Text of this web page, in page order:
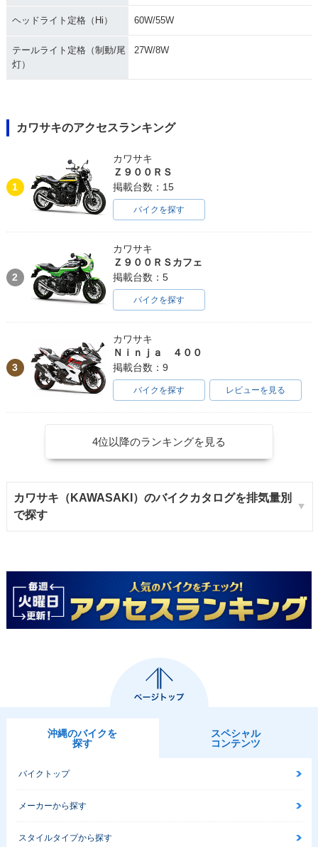
ヘッドライト定格（Hi） 60W/55W
テールライト定格（制動/尾
灯）
27W/8W
カワサキのアクセスランキング
1
カワサキ
Ｚ９００ＲＳ
掲載台数：15
バイクを探す
2
カワサキ
Ｚ９００ＲＳカフェ
掲載台数：5
バイクを探す
3
カワサキ
Ｎｉｎｊａ ４００
掲載台数：9
バイクを探す レビューを見る
4位以降のランキングを見る
カワサキ（KAWASAKI）のバイクカタログを排気量別
で探す
沖縄のバイクを
探す
スペシャル
コンテンツ
バイクトップ
メーカーから探す
スタイルタイプから探す